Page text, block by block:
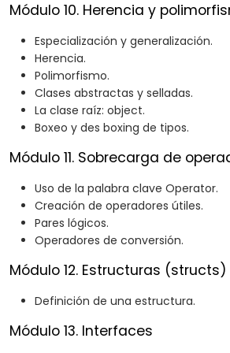
Módulo 10. Herencia y
Especialización y generalización.
Herencia.
Polimorfismo.
Clases abstractas y selladas.
La clase raíz: object.
Boxeo y des boxing de tipos.
Módulo 11. Sobrecarga de
Uso de la palabra clave Operator.
Creación de operadores útiles.
Pares lógicos.
Operadores de conversión.
Módulo 12. Estructuras (structs)
Definición de una estructura.
Módulo 13. Interfaces